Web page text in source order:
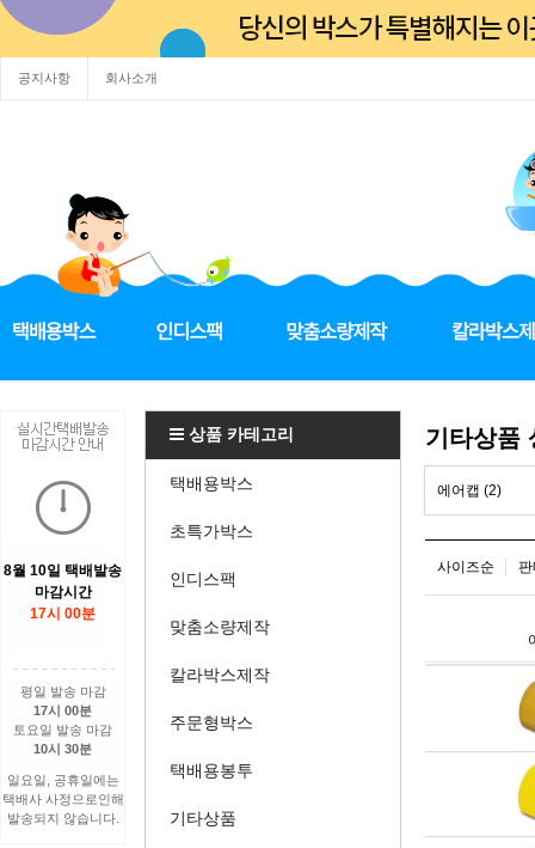
공지사항 회사소개
8월 10일 택배발송
마감시간
17시 00분
평일 발송 마감
17시 00분
토요일 발송 마감
10시 30분
일요일, 공휴일에는
택배사 사정으로인해
발송되지 않습니다.
상품 카테고리
택배용박스
초특가박스
인디스팩
맞춤소량제작
칼라박스제작
주문형박스
택배용봉투
기타상품
기타상품
에어캡 (2)
사이즈순